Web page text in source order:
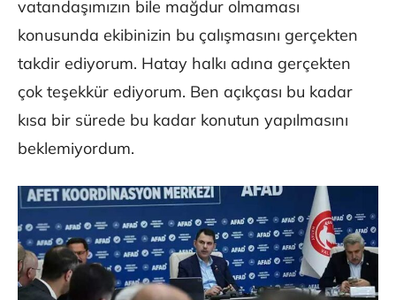
vatandaşımızın bile mağdur olmaması
konusunda ekibinizin bu çalışmasını gerçekten
takdir ediyorum. Hatay halkı adına gerçekten
çok teşekkür ediyorum. Ben açıkçası bu kadar
kısa bir sürede bu kadar konutun yapılmasını
beklemiyordum.